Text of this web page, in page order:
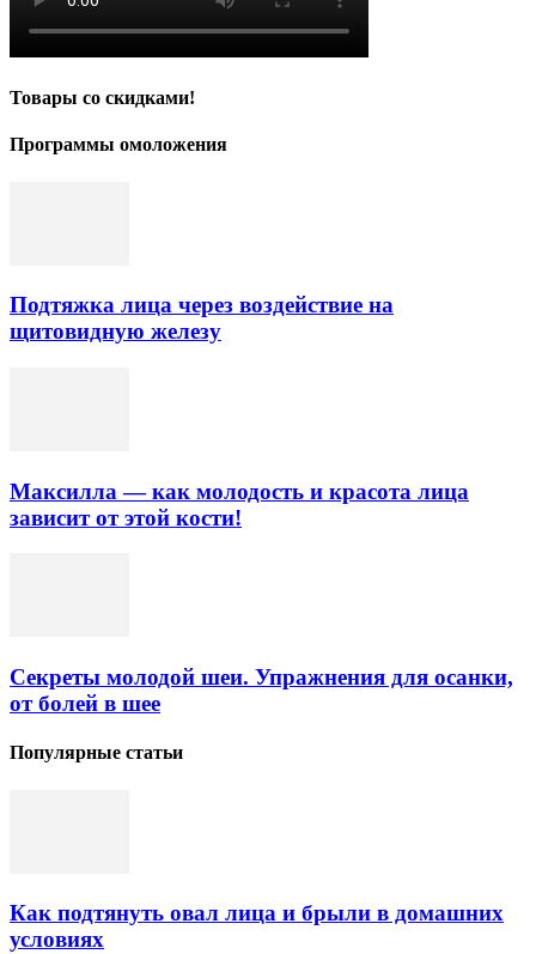
Товары со скидками!
Программы омоложения
Подтяжка лица через воздействие на
щитовидную железу
Максилла — как молодость и красота лица
зависит от этой кости!
Секреты молодой шеи. Упражнения для осанки,
от болей в шее
Популярные статьи
Как подтянуть овал лица и брыли в домашних
условиях